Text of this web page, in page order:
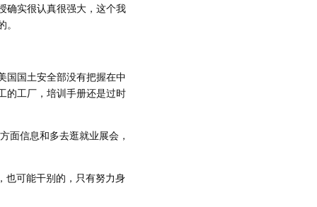
确实很认真很强大，这个我
国国土安全部没有把握在中
的工厂，培训手册还是过时
面信息和多去逛就业展会，
也可能干别的，只有努力身